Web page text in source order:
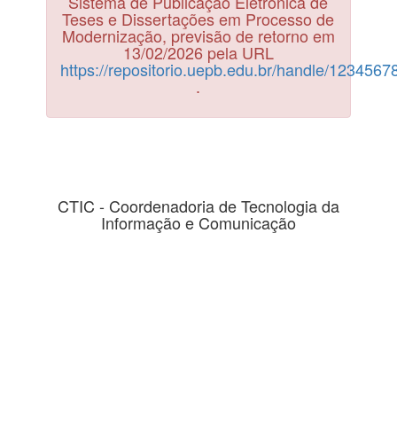
Teses e Dissertações em Processo de
Modernização, previsão de retorno em
13/02/2026 pela URL
https://repositorio.uepb.edu.br/handle/
.
CTIC - Coordenadoria de Tecnologia da
Informação e Comunicação